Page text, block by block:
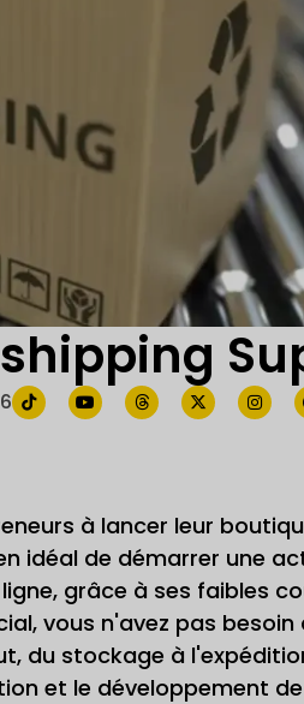
à lancer leur
idéal de démarrer une
grâce à ses faibles
vous n'avez pas
du stockage à
et le développement